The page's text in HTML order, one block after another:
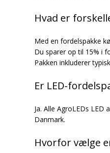
Hvad er
Med en fordelspakke
Du sparer op til 15% i
Pakken inkluderer
Er LED-
Ja. Alle AgroLEDs
Danmark.
Hvorfor vælge